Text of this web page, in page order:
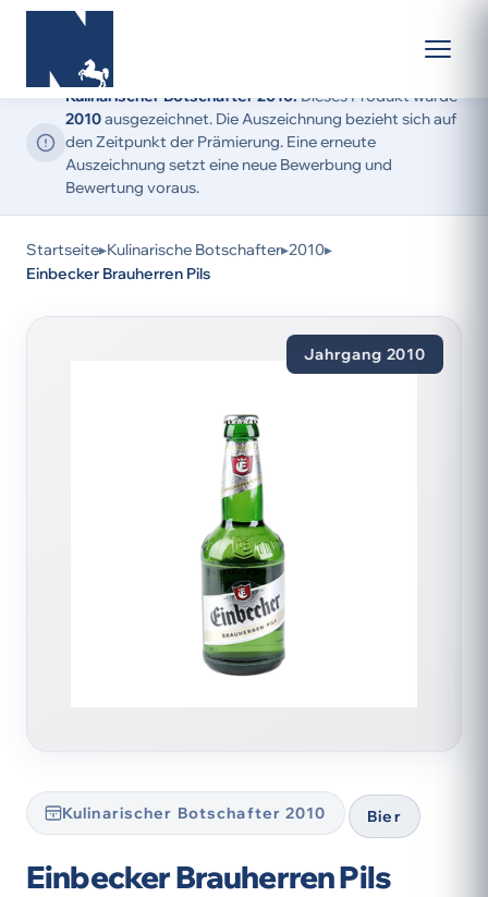
Kulinarischer Botschafter 2010:Dieses Produkt wurde
2010ausgezeichnet. Die Auszeichnung bezieht sich auf
den Zeitpunkt der Prämierung. Eine erneute
Auszeichnung setzt eine neue Bewerbung und
Bewertung voraus.
Startseite▸Kulinarische Botschafter▸2010▸
Einbecker Brauherren Pils
Jahrgang 2010
Kulinarischer Botschafter 2010 Bier
Einbecker Brauherren Pils